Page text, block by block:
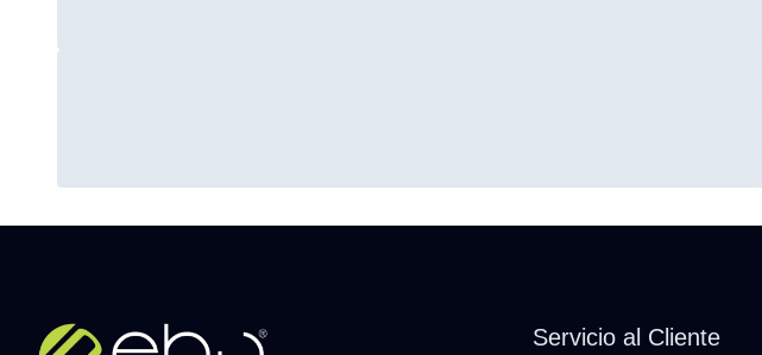
Servicio al Cliente